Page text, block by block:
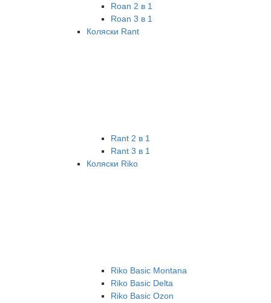
Roan 2 в 1
Roan 3 в 1
Коляски Rant
Rant 2 в 1
Rant 3 в 1
Коляски Riko
Riko Basic Montana
Riko Basic Delta
Riko Basic Ozon